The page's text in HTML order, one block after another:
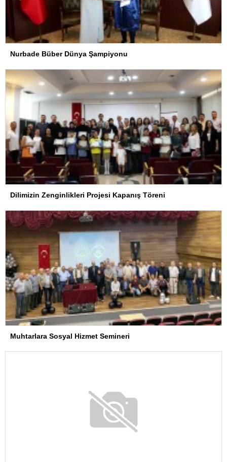
Nurbade Büber Dünya Şampiyonu
Dilimizin Zenginlikleri Projesi Kapanış Töreni
Muhtarlara Sosyal Hizmet Semineri